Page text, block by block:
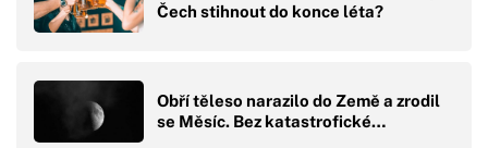
Čech stihnout do konce léta?
Obří těleso narazilo do Země a zrodil
se Měsíc. Bez katastrofické…